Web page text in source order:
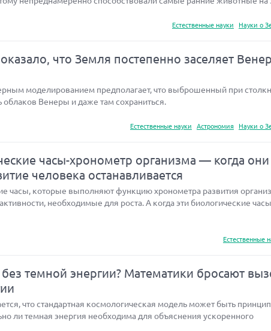
Естественные науки
Науки о
что Земля постепенно заселяет
моделированием предполагает, что выброшенный при
Венеры и даже там сохраниться.
Естественные науки
Астрономия Науки о
часы-хронометр организма — когда они
человека останавливается
часы, которые выполняют функцию хронометра развития
необходимые для роста. А когда эти биологические часы
Естественные
без темной энергии? Математики бросают
что стандартная космологическая модель может быть
ли темная энергия необходима для объяснения ускоренного